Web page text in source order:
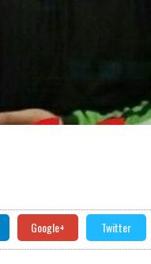
Google+ Twitter